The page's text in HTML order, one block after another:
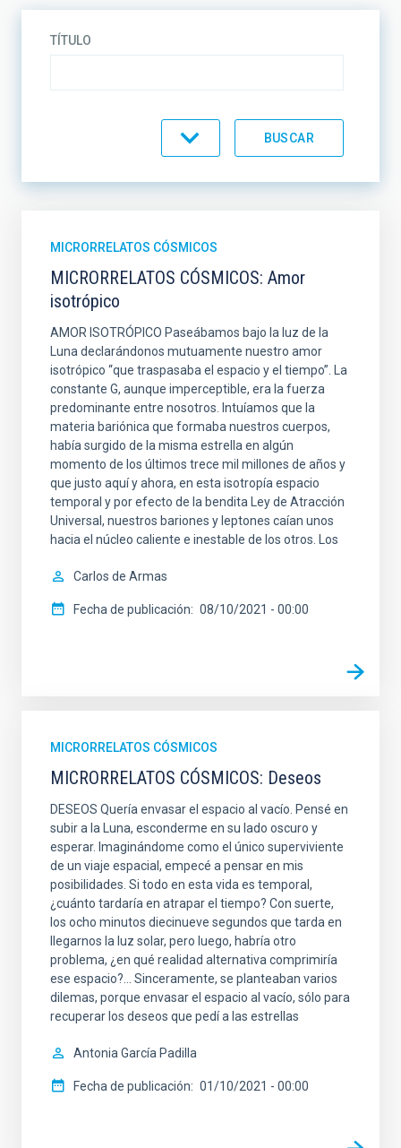
TÍTULO
MICRORRELATOS CÓSMICOS
MICRORRELATOS CÓSMICOS: Amor
isotrópico
AMOR ISOTRÓPICO Paseábamos bajo la luz de la
Luna declarándonos mutuamente nuestro amor
isotrópico “que traspasaba el espacio y el tiempo”. La
constante G, aunque imperceptible, era la fuerza
predominante entre nosotros. Intuíamos que la
materia bariónica que formaba nuestros cuerpos,
había surgido de la misma estrella en algún
momento de los últimos trece mil millones de años y
que justo aquí y ahora, en esta isotropía espacio
temporal y por efecto de la bendita Ley de Atracción
Universal, nuestros bariones y leptones caían unos
hacia el núcleo caliente e inestable de los otros. Los
Carlos de Armas
Fecha de publicación 08/10/2021 - 00:00
MICRORRELATOS CÓSMICOS
MICRORRELATOS CÓSMICOS: Deseos
DESEOS Quería envasar el espacio al vacío. Pensé en
subir a la Luna, esconderme en su lado oscuro y
esperar. Imaginándome como el único superviviente
de un viaje espacial, empecé a pensar en mis
posibilidades. Si todo en esta vida es temporal,
¿cuánto tardaría en atrapar el tiempo? Con suerte,
los ocho minutos diecinueve segundos que tarda en
llegarnos la luz solar, pero luego, habría otro
problema, ¿en qué realidad alternativa comprimiría
ese espacio?... Sinceramente, se planteaban varios
dilemas, porque envasar el espacio al vacío, sólo para
recuperar los deseos que pedí a las estrellas
Antonia García Padilla
Fecha de publicación 01/10/2021 - 00:00